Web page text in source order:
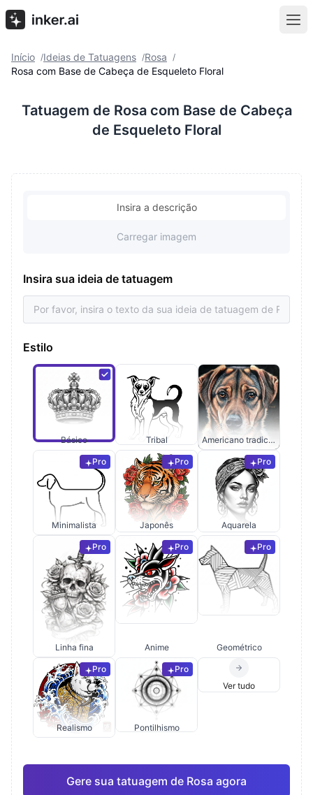
Início /Ideias de Tatuagens /Rosa /
Rosa com Base de Cabeça de Esqueleto Floral
Tatuagem de Rosa com Base de Cabeça
de Esqueleto Floral
Insira a descrição
Carregar imagem
Insira sua ideia de tatuagem
Estilo
Básico Tribal Americano tradicional
Pro
Minimalista
Pro
Japonês
Pro
Aquarela
Pro
Linha fina
Pro
Anime
Pro
Geométrico
Pro
Realismo
Pro
Pontilhismo
Ver tudo
Gere sua tatuagem de Rosa agora